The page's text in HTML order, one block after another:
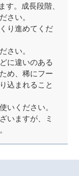
す。成長段階、
さい。
り進めてくだ
さい。
に違いのある
め、稀にフー
込まれること
いください。
いますが、ミ